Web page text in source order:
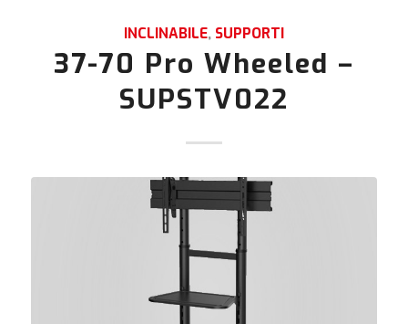
INCLINABILE, SUPPORTI
37-70 Pro Wheeled –
SUPSTV022